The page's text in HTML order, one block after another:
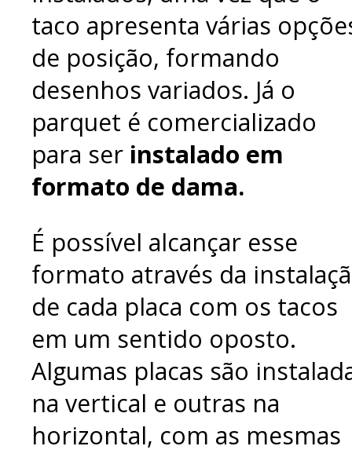
taco apresenta várias
de posição, formando
desenhos variados. Já o
parquet é comercializado
para ser instalado em
formato de dama.
É possível alcançar esse
formato através da
de cada placa com os tacos
em um sentido oposto.
Algumas placas são
na vertical e outras na
horizontal, com as mesmas